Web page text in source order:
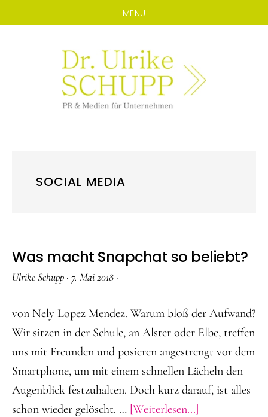
MENU
Seitenspalte
SOCIAL MEDIA
Was macht Snapchat so beliebt?
Ulrike Schupp · 7. Mai 2018 ·
von Nely Lopez Mendez. Warum bloß der Aufwand?
Wir sitzen in der Schule, an Alster oder Elbe, treffen
uns mit Freunden und posieren angestrengt vor dem
Smartphone, um mit einem schnellen Lächeln den
Augenblick festzuhalten. Doch kurz darauf, ist alles
schon wieder gelöscht. … [Weiterlesen...]